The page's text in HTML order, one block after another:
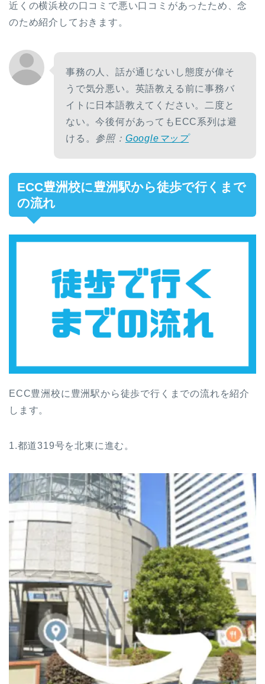
近くの横浜校の口コミで悪い口コミがあったため、念
のため紹介しておきます。
事務の人、話が通じないし態度が偉そ
うで気分悪い。英語教える前に事務バ
イトに日本語教えてください。二度と
ない。今後何があってもECC系列は避
ける。 参照： Googleマップ
ECC豊洲校に豊洲駅から徒歩で行くまで
の流れ
ECC豊洲校に豊洲駅から徒歩で行くまでの流れを紹介
します。
1.都道319号を北東に進む。